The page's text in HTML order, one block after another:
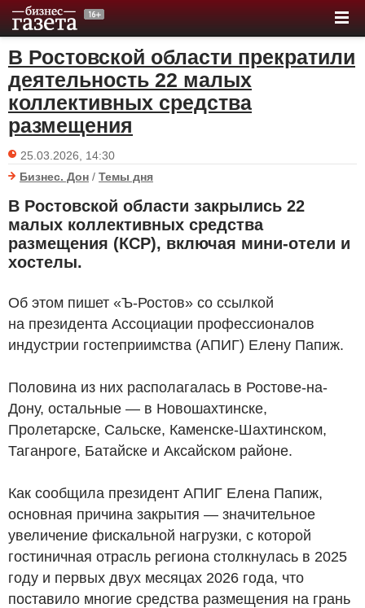
В Ростовской области прекратили
деятельность 22 малых
коллективных средства
размещения
25.03.2026, 14:30
Бизнес. Дон / Темы дня
В Ростовской области закрылись 22
малых коллективных средства
размещения (КСР), включая мини-отели и
хостелы.
Об этом пишет «Ъ-Ростов» со ссылкой
на президента Ассоциации профессионалов
индустрии гостеприимства (АПИГ) Елену Папиж.
Половина из них располагалась в Ростове-на-
Дону, остальные — в Новошахтинске,
Пролетарске, Сальске, Каменске-Шахтинском,
Таганроге, Батайске и Аксайском районе.
Как сообщила президент АПИГ Елена Папиж,
основная причина закрытия — значительное
увеличение фискальной нагрузки, с которой
гостиничная отрасль региона столкнулась в 2025
году и первых двух месяцах 2026 года, что
поставило многие средства размещения на грань